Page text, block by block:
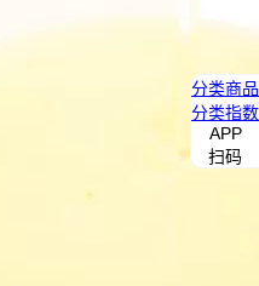
分类商品
分类指数
APP
扫码